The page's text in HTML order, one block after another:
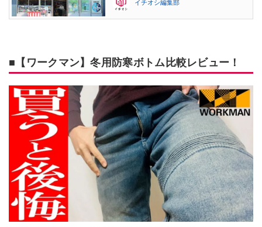
イチオシ編集部
■【ワークマン】冬用防寒ボトム比較レビュー！